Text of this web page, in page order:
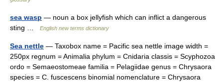
sea wasp — noun a box jellyfish which can inflict a dangerous
sting …
English new terms dictionary
Sea nettle — Taxobox name = Pacific sea nettle image width =
250px regnum = Animalia phylum = Cnidaria classis = Scyphozoa
ordo = Semaeostomeae familia = Pelagiidae genus = Chrysaora
species = C. fuscescens binomial nomenclature = Chrysaora